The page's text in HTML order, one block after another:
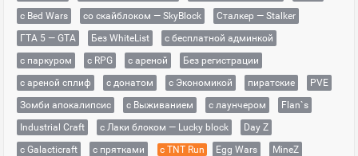
с Bed Wars
со скайблоком — SkyBlock
Сталкер — Stalker
ГТА 5 — GTA
Без WhiteList
с бесплатной админкой
с паркуром
с RPG с ареной
Без регистрации
с ареной сплиф
с донатом с Экономикой пиратские
PVE
Зомби апокалипсис
с Выживанием с лаунчером
Flan`s
Industrial Craft
с Лаки блоком — Lucky block
Day Z
с Galacticraft
с прятками с TNT Run Egg Wars
MineZ